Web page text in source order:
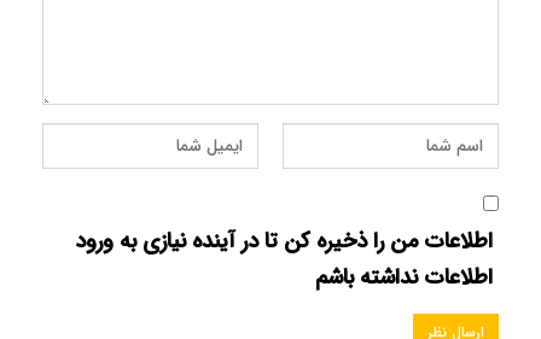
اطلاعات من را ذخیره کن تا در آینده نیازی به ورود
اطلاعات نداشته باشم